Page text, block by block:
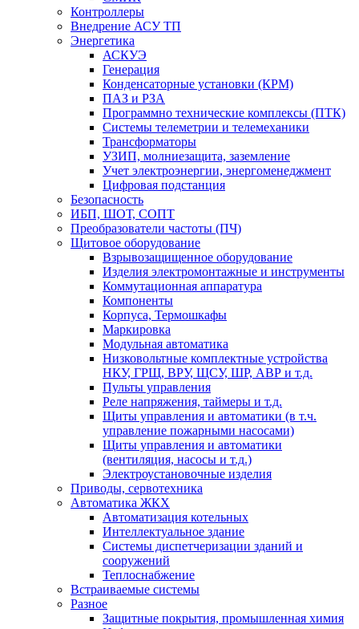
Контроллеры
Внедрение АСУ ТП
Энергетика
АСКУЭ
Генерация
Конденсаторные установки (КРМ)
ПАЗ и РЗА
Программно технические комплексы (ПТК)
Системы телеметрии и телемеханики
Трансформаторы
УЗИП, молниезащита, заземление
Учет электроэнергии, энергоменеджмент
Цифровая подстанция
Безопасность
ИБП, ШОТ, СОПТ
Преобразователи частоты (ПЧ)
Щитовое оборудование
Взрывозащищенное оборудование
Изделия электромонтажные и инструменты
Коммутационная аппаратура
Компоненты
Корпуса, Термошкафы
Маркировка
Модульная автоматика
Низковольтные комплектные устройства
НКУ, ГРЩ, ВРУ, ЩСУ, ШР, АВР и т.д.
Пульты управления
Реле напряжения, таймеры и т.д.
Щиты управления и автоматики (в т.ч.
управление пожарными насосами)
Щиты управления и автоматики
(вентиляция, насосы и т.д.)
Электроустановочные изделия
Приводы, сервотехника
Автоматика ЖКХ
Автоматизация котельных
Интеллектуальное здание
Системы диспетчеризации зданий и
сооружений
Теплоснабжение
Встраиваемые системы
Разное
Защитные покрытия, промышленная химия